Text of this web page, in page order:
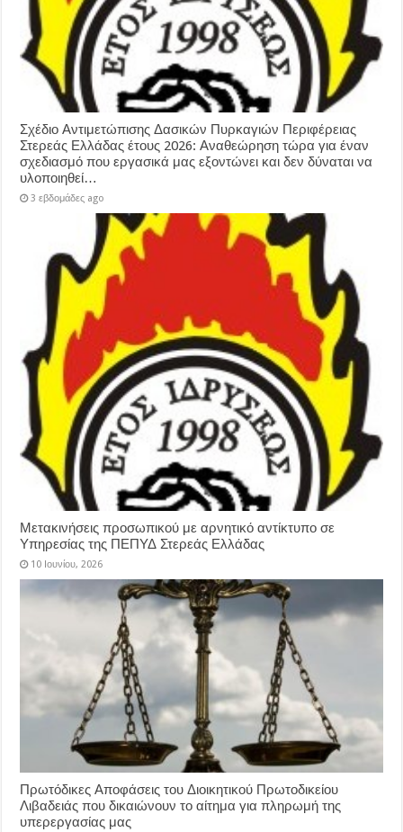
Σχέδιο Αντιμετώπισης Δασικών Πυρκαγιών Περιφέρειας
Στερεάς Ελλάδας έτους 2026: Αναθεώρηση τώρα για έναν
σχεδιασμό που εργασικά μας εξοντώνει και δεν δύναται να
υλοποιηθεί…
3 εβδομάδες ago
Μετακινήσεις προσωπικού με αρνητικό αντίκτυπο σε
Υπηρεσίας της ΠΕΠΥΔ Στερεάς Ελλάδας
10 Ιουνίου, 2026
Πρωτόδικες Αποφάσεις του Διοικητικού Πρωτοδικείου
Λιβαδειάς που δικαιώνουν το αίτημα για πληρωμή της
υπερεργασίας μας